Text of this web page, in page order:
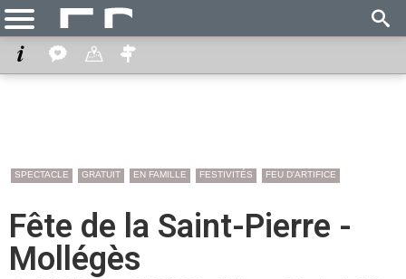
SPECTACLE GRATUIT EN FAMILLE FESTIVITÉS FEU D'ARTIFICE
Fête de la Saint-Pierre -
Mollégès